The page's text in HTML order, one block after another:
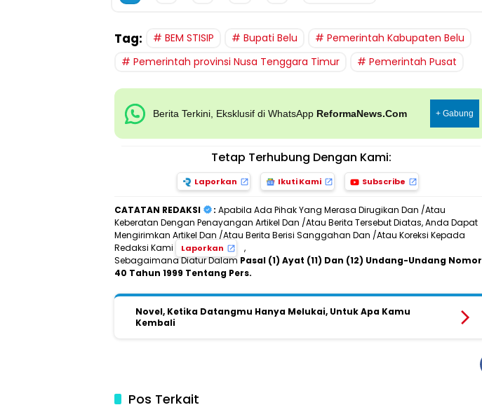
Tag: BEM STISIP Bupati Belu
Pemerintah Kabupaten Belu
Pemerintah provinsi Nusa Tenggara Timur
Pemerintah Pusat
Berita Terkini, Eksklusif di WhatsApp ReformaNews.Com + Gabung
Tetap Terhubung Dengan Kami:
Laporkan Ikuti Kami Subscribe
CATATAN REDAKSI : Apabila Ada Pihak Yang Merasa Dirugikan Dan /Atau
Keberatan Dengan Penayangan Artikel Dan /Atau Berita Tersebut Diatas, Anda Dapat
Mengirimkan Artikel Dan /Atau Berita Berisi Sanggahan Dan /Atau Koreksi Kepada
Redaksi Kami
Laporkan
,
Sebagaimana Diatur Dalam Pasal (1) Ayat (11) Dan (12) Undang-Undang Nomor
40 Tahun 1999 Tentang Pers.
Novel, Ketika Datangmu Hanya Melukai, Untuk Apa Kamu
Kembali
Pos Terkait